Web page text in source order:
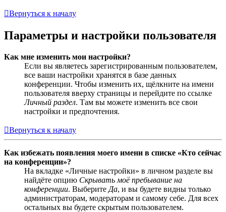
Вернуться к началу
Параметры и настройки пользователя
Как мне изменить мои настройки?
Если вы являетесь зарегистрированным пользователем,
все ваши настройки хранятся в базе данных
конференции. Чтобы изменить их, щёлкните на имени
пользователя вверху страницы и перейдите по ссылке
Личный раздел. Там вы можете изменить все свои
настройки и предпочтения.
Вернуться к началу
Как избежать появления моего имени в списке «Кто сейчас
на конференции»?
На вкладке «Личные настройки» в личном разделе вы
найдёте опцию Скрывать моё пребывание на
конференции. Выберите Да, и вы будете видны только
администраторам, модераторам и самому себе. Для всех
остальных вы будете скрытым пользователем.